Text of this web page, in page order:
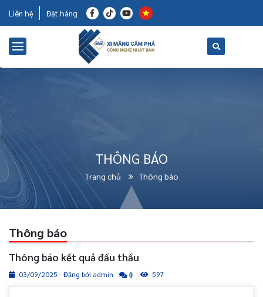
Liên hệ Đặt hàng
THÔNG BÁO
Trang chủ Thông báo
Thông báo
Thông báo kết quả đấu thầu
03/09/2025 - Đăng bởi admin 0 597